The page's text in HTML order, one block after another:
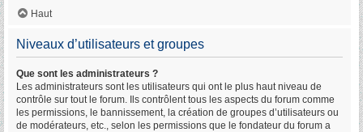
Haut
Niveaux d’utilisateurs et groupes
Que sont les administrateurs ?
Les administrateurs sont les utilisateurs qui ont le plus haut niveau de
contrôle sur tout le forum. Ils contrôlent tous les aspects du forum comme
les permissions, le bannissement, la création de groupes d’utilisateurs ou
de modérateurs, etc., selon les permissions que le fondateur du forum a